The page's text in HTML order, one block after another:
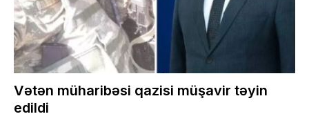
Vətən müharibəsi qazisi müşavir təyin
edildi